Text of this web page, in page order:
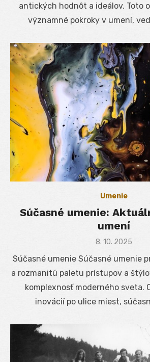
antických hodnôt a ideálov. Toto
významné pokroky v umení,
Umenie
Súčasné umenie:
umení
Posted
8. 10. 2025
Súčasné umenie Súčasné umenie
a rozmanitú paletu prístupov a
komplexnosť moderného sveta.
inovácií po ulice miest,